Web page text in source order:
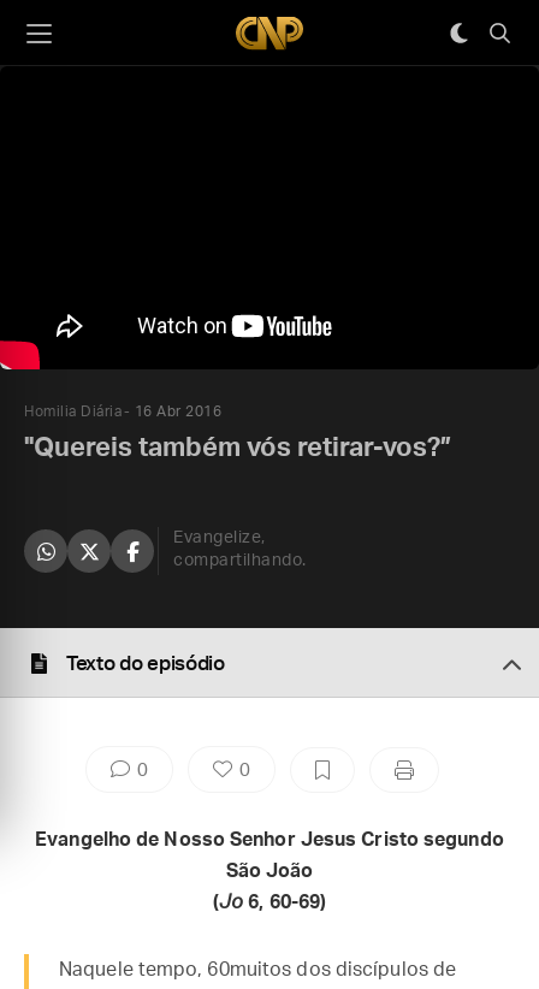
Homilia Diária 16 Abr 2016
"Quereis também vós retirar-vos?”
Evangelize,
compartilhando.
Texto do episódio
0 0
Evangelho de Nosso Senhor Jesus Cristo segundo
São João
(Jo 6, 60-69)
Naquele tempo, 60muitos dos discípulos de